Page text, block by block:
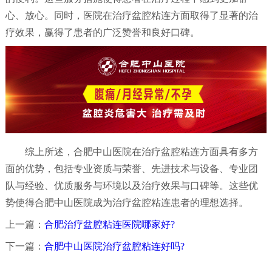
心、放心。同时，医院在治疗盆腔粘连方面取得了显著的治
疗效果，赢得了患者的广泛赞誉和良好口碑。
综上所述，合肥中山医院在治疗盆腔粘连方面具有多方
面的优势，包括专业资质与荣誉、先进技术与设备、专业团
队与经验、优质服务与环境以及治疗效果与口碑等。这些优
势使得合肥中山医院成为治疗盆腔粘连患者的理想选择。
上一篇： 合肥治疗盆腔粘连医院哪家好?
下一篇： 合肥中山医院治疗盆腔粘连好吗?